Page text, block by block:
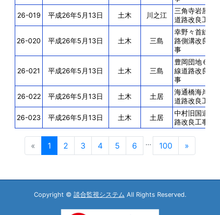
26-019
平成26年5月13日 土木 川之江
三角寺岩屋線
道路改良工事
26-020 平成26年5月13日 土木 三島
幸野々首線道
路側溝改良工
事
26-021 平成26年5月13日 土木 三島
豊岡団地６号
線道路改良工
事
26-022
平成26年5月13日 土木 土居
海通橋海岸線
道路改良工事
26-023
平成26年5月13日 土木 土居
中村旧国道線
路改良工事
« 1 2 3 4 5 6 ... 100 »
Copyright © 談合監視システム All Rights Reserved.